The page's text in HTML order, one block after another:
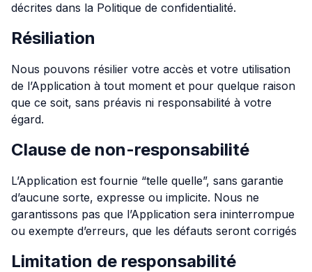
décrites dans la Politique de confidentialité.
Résiliation
Nous pouvons résilier votre accès et votre utilisation
de l’Application à tout moment et pour quelque raison
que ce soit, sans préavis ni responsabilité à votre
égard.
Clause de non-responsabilité
L’Application est fournie “telle quelle”, sans garantie
d’aucune sorte, expresse ou implicite. Nous ne
garantissons pas que l’Application sera ininterrompue
ou exempte d’erreurs, que les défauts seront corrigés
Limitation de responsabilité